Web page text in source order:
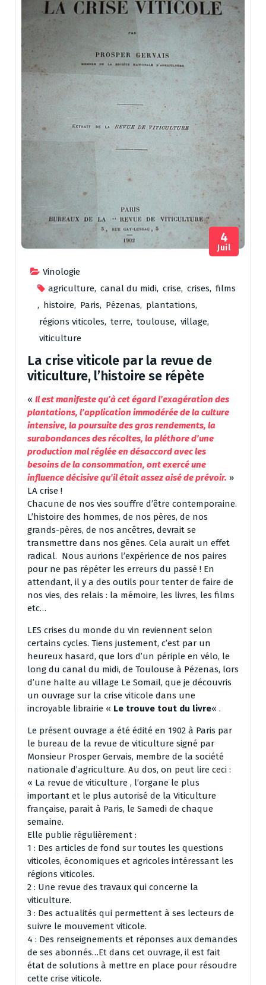
Vinologie
agriculture, canal du midi, crise, crises, films
, histoire, Paris, Pézenas, plantations,
régions viticoles, terre, toulouse, village,
viticulture
4
Juil
La crise viticole par la revue de
viticulture, l’histoire se répète
« Il est manifeste qu’à cet égard l’exagération des
plantations, l’application immodérée de la culture
intensive, la poursuite des gros rendements, la
surabondances des récoltes, la pléthore d’une
production mal réglée en désaccord avec les
besoins de la consommation, ont exercé une
influence décisive qu’il était assez aisé de prévoir. »
LA crise !
Chacune de nos vies souffre d’être contemporaine.
L’histoire des hommes, de nos pères, de nos
grands-pères, de nos ancêtres, devrait se
transmettre dans nos gênes. Cela aurait un effet
radical. Nous aurions l’expérience de nos paires
pour ne pas répéter les erreurs du passé ! En
attendant, il y a des outils pour tenter de faire de
nos vies, des relais : la mémoire, les livres, les films
etc…
LES crises du monde du vin reviennent selon
certains cycles. Tiens justement, c’est par un
heureux hasard, que lors d’un périple en vélo, le
long du canal du midi, de Toulouse à Pézenas, lors
d’une halte au village Le Somail, que je découvris
un ouvrage sur la crise viticole dans une
incroyable librairie « Le trouve tout du livre« .
Le présent ouvrage a été édité en 1902 à Paris par
le bureau de la revue de viticulture signé par
Monsieur Prosper Gervais, membre de la société
nationale d’agriculture. Au dos, on peut lire ceci :
« La revue de viticulture , l’organe le plus
important et le plus autorisé de la Viticulture
française, parait à Paris, le Samedi de chaque
semaine.
Elle publie régulièrement :
1 : Des articles de fond sur toutes les questions
viticoles, économiques et agricoles intéressant les
régions viticoles.
2 : Une revue des travaux qui concerne la
viticulture.
3 : Des actualités qui permettent à ses lecteurs de
suivre le mouvement viticole.
4 : Des renseignements et réponses aux demandes
de ses abonnés…Et dans cet ouvrage, il est fait
état de solutions à mettre en place pour résoudre
cette crise viticole.